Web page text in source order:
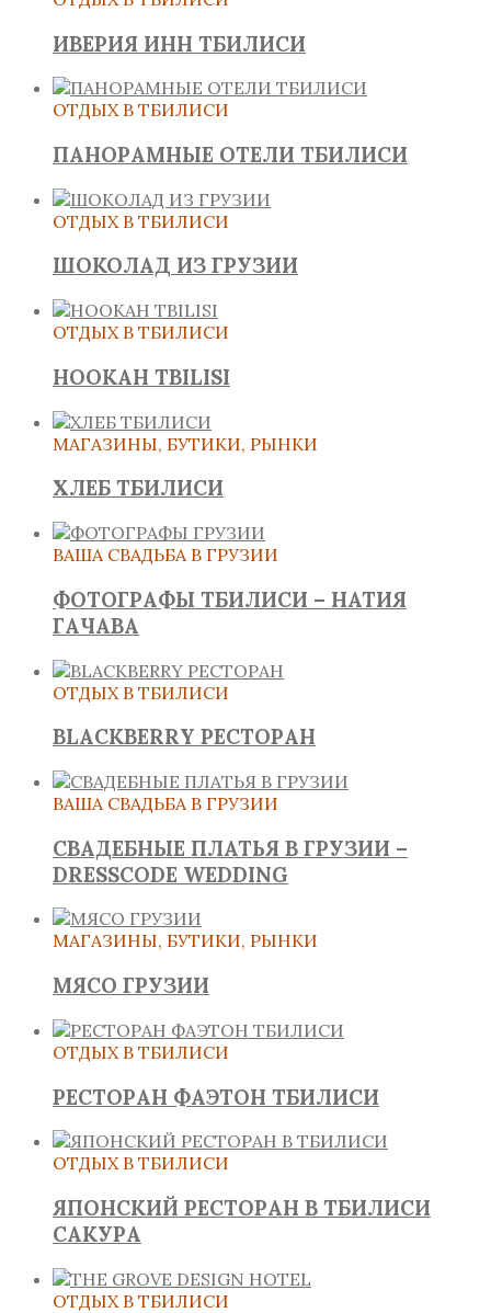
ИВЕРИЯ ИНН ТБИЛИСИ
ОТДЫХ В ТБИЛИСИ
ПАНОРАМНЫЕ ОТЕЛИ ТБИЛИСИ
ОТДЫХ В ТБИЛИСИ
ШОКОЛАД ИЗ ГРУЗИИ
ОТДЫХ В ТБИЛИСИ
HOOKAH TBILISI
МАГАЗИНЫ, БУТИКИ, РЫНКИ
ХЛЕБ ТБИЛИСИ
ВАША СВАДЬБА В ГРУЗИИ
ФОТОГРАФЫ ТБИЛИСИ – НАТИЯ
ГАЧАВА
ОТДЫХ В ТБИЛИСИ
BLACKBERRY РЕСТОРАН
ВАША СВАДЬБА В ГРУЗИИ
СВАДЕБНЫЕ ПЛАТЬЯ В ГРУЗИИ –
DRESSCODE WEDDING
МАГАЗИНЫ, БУТИКИ, РЫНКИ
МЯСО ГРУЗИИ
ОТДЫХ В ТБИЛИСИ
РЕСТОРАН ФАЭТОН ТБИЛИСИ
ОТДЫХ В ТБИЛИСИ
ЯПОНСКИЙ РЕСТОРАН В ТБИЛИСИ
САКУРА
ОТДЫХ В ТБИЛИСИ